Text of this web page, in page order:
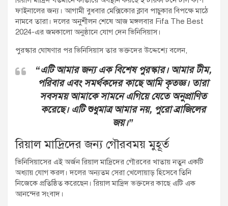
ফাইনালের জন্য। আগামী বুধবার মেক্সিকোর ক্লাব পাচুকার বিপক্ষে মাঠে
নামবে তারা। দলের অনুশীলন শেষে আজ মঙ্গলবার Fifa The Best
2024-এর জমকালো অনুষ্ঠানে যোগ দেন ভিনিসিয়াস।
পুরস্কার ঘোষণার পর ভিনিসিয়াস তার ভক্তদের উদ্দেশ্যে বলেন,
“এটি আমার জন্য এক বিশেষ পুরস্কার। আমার টীম,
পরিবার এবং সমর্থকদের কাছে আমি কৃতজ্ঞ। তারা
সবসময় আমাকে সামনে এগিয়ে যেতে অনুপ্রাণিত
করেছে। এটি শুধুমাত্র আমার নয়, পুরো ব্রাজিলের
জয়।”
রিয়াল মাদ্রিদের জন্য গৌরবময় মুহূর্ত
ভিনিসিয়াসের এই অর্জন রিয়াল মাদ্রিদের গৌরবের খাতায় নতুন একটি
অধ্যায় যোগ করল। দলের অন্যতম সেরা খেলোয়াড় হিসেবে তিনি
নিজেকে প্রতিষ্ঠিত করেছেন। রিয়াল মাদ্রিদ ভক্তদের কাছে এটি এক
আনন্দের সংবাদ।